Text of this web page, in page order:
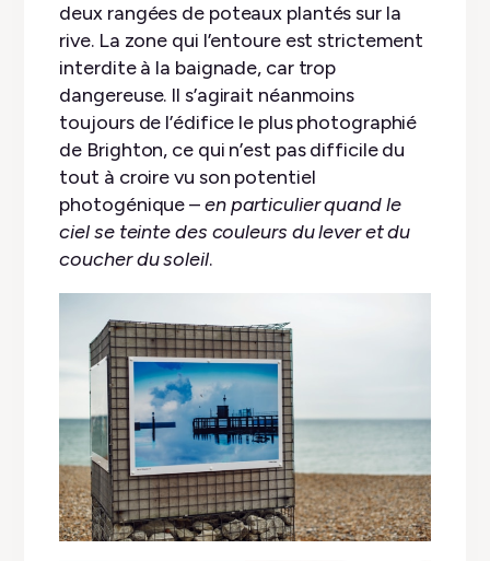
deux rangées de poteaux plantés sur la
rive. La zone qui l’entoure est strictement
interdite à la baignade, car trop
dangereuse. Il s’agirait néanmoins
toujours de l’édifice le plus photographié
de Brighton, ce qui n’est pas difficile du
tout à croire vu son potentiel
photogénique –en particulier quand le
ciel se teinte des couleurs du lever et du
coucher du soleil.